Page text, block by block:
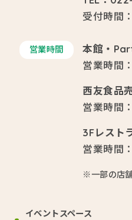
受付時間
営業時間
本館・
営業時間
西友食品
営業時間
3Fレスト
営業時間
※一部の店
イベントスペース